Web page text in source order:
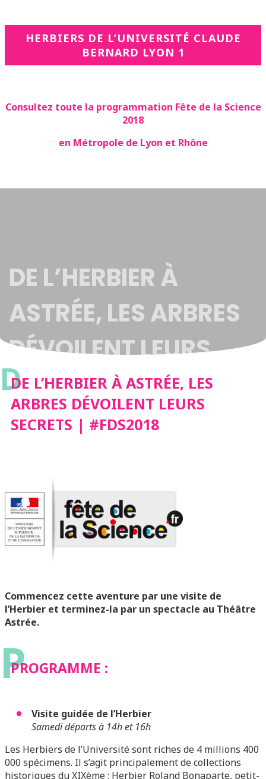
HERBIERS DE L’UNIVERSITÉ CLAUDE
BERNARD LYON 1
Consultez toute la programmation Fête de la Science
2018
en Métropole de Lyon et Rhône
DE L’HERBIER À
ASTRÉE, LES ARBRES
DÉVOILENT LEURS
SECRETS | #FDS2018
DDE L’HERBIER À ASTRÉE, LES
ARBRES DÉVOILENT LEURS
SECRETS | #FDS2018
Commencez cette aventure par une visite de
l’Herbier et terminez-la par un spectacle au Théâtre
Astrée.
P
PROGRAMME :
Visite guidée de l’Herbier
Samedi départs à 14h et 16h
Les Herbiers de l’Université sont riches de 4 millions 400
000 spécimens. Il s’agit principalement de collections
historiques du XIXème : Herbier Roland Bonaparte, petit-